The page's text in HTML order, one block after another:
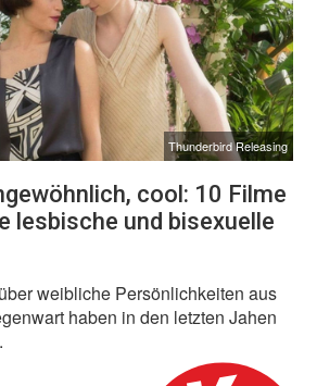
Thunderbird Releasing
cool: 10 Filme
lesbische und bisexuelle
weibliche Persönlichkeiten aus
haben in den letzten Jahen